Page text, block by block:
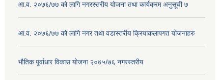
आ.व. २०७६/७७ को लागि नगरस्तरीय योजना तथा कार्यक्रम अनुसूची ७
आ.व. २०७६/७७ को लागि नगर तथा वडास्तरीय क्रियाकलापगत योजनाहरु
भौतिक पूर्वाधार विकास योजना २०७५/७६ नगरस्तरीय